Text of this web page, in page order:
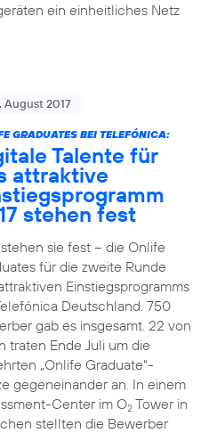
ein einheitliches Netz
August 2017
GRADUATES BEI TELEFÓNICA:
Talente für
attraktive
stehen fest
sie fest – die Onlife
für die zweite Runde
Einstiegsprogramms
Deutschland. 750
gab es insgesamt. 22 von
traten Ende Juli um die
„Onlife Graduate“-
gegeneinander an. In einem
Center im O2Tower in
stellten die Bewerber